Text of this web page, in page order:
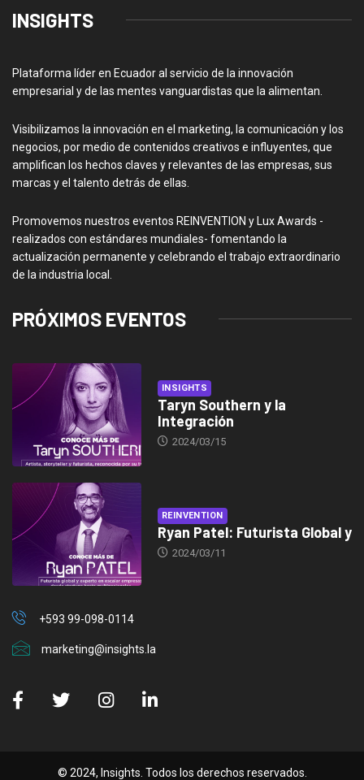
INSIGHTS
Plataforma líder en Ecuador al servicio de la innovación
empresarial y de las mentes vanguardistas que la alimentan.
Visibilizamos la innovación en el marketing, la comunicación y los
negocios, por medio de contenidos creativos e influyentes, que
amplifican los hechos claves y relevantes de las empresas, sus
marcas y el talento detrás de ellas.
Promovemos nuestros eventos REINVENTION y Lux Awards -
realizados con estándares mundiales- fomentando la
actualización permanente y celebrando el trabajo extraordinario
de la industria local.
PRÓXIMOS EVENTOS
INSIGHTS
Taryn Southern y la
Integración
2024/03/15
REINVENTION
Ryan Patel: Futurista Global y
2024/03/11
+593 99-098-0114
marketing@insights.la
© 2024, Insights. Todos los derechos reservados.